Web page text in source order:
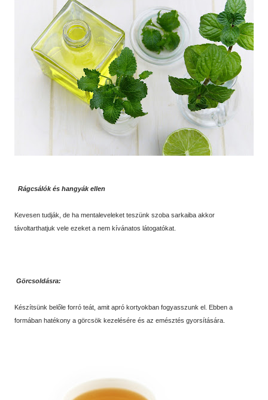
Rágcsálók és hangyák ellen
Kevesen tudják, de ha mentaleveleket teszünk szoba sarkaiba akkor
távoltarthatjuk vele ezeket a nem kívánatos látogatókat.
Görcsoldásra:
Készítsünk belőle forró teát, amit apró kortyokban fogyasszunk el. Ebben a
formában hatékony a görcsök kezelésére és az emésztés gyorsítására.